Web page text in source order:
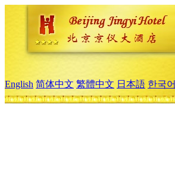
English 简体中文 繁體中文 日本語 한국어